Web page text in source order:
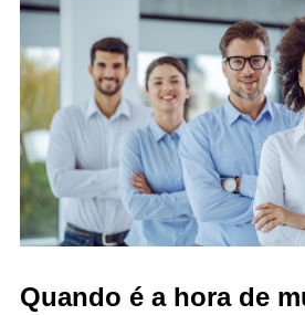
Quando é a hora de